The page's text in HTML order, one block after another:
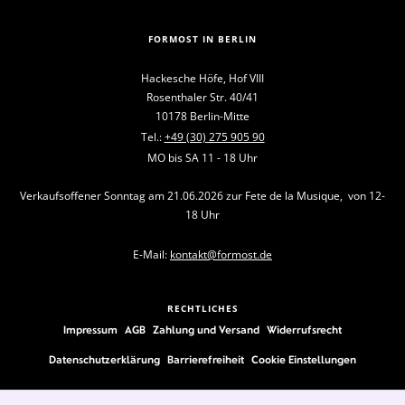
FORMOST IN BERLIN
Hackesche Höfe, Hof VIII
Rosenthaler Str. 40/41
10178 Berlin-Mitte
Tel.:+49 (30) 275 905 90
MO bis SA 11 - 18 Uhr
Verkaufsoffener Sonntag am 21.06.2026 zur Fete de la Musique, von 12-
18 Uhr
E-Mail: kontakt@formost.de
RECHTLICHES
Impressum AGB Zahlung und Versand Widerrufsrecht
Datenschutzerklärung Barrierefreiheit Cookie Einstellungen